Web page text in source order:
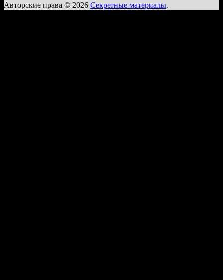
Авторские права © 2026 Секретные материалы.